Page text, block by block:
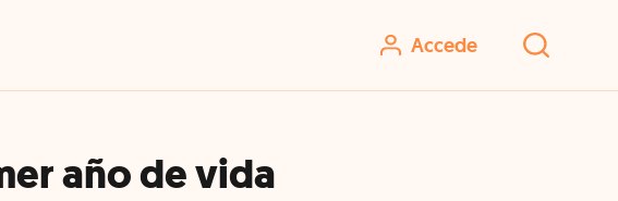
Accede
año de vida